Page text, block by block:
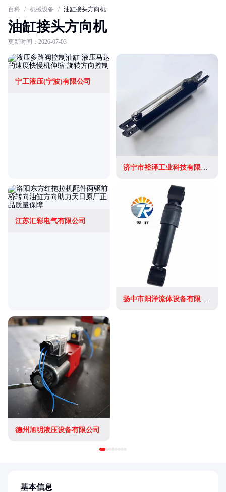
百科 / 机械设备 / 油缸接头方向机
油缸接头方向机
更新时间：2026-07-03
宁工液压(宁波)有限公司
济宁市裕泽工业科技有限公司
江苏汇彩电气有限公司
扬中市阳洋流体设备有限公司
德州旭明液压设备有限公司
基本信息